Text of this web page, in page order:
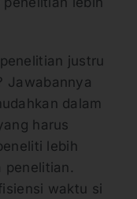
justru
Jawabannya
dalam
harus
lebih
penelitian.
waktu si